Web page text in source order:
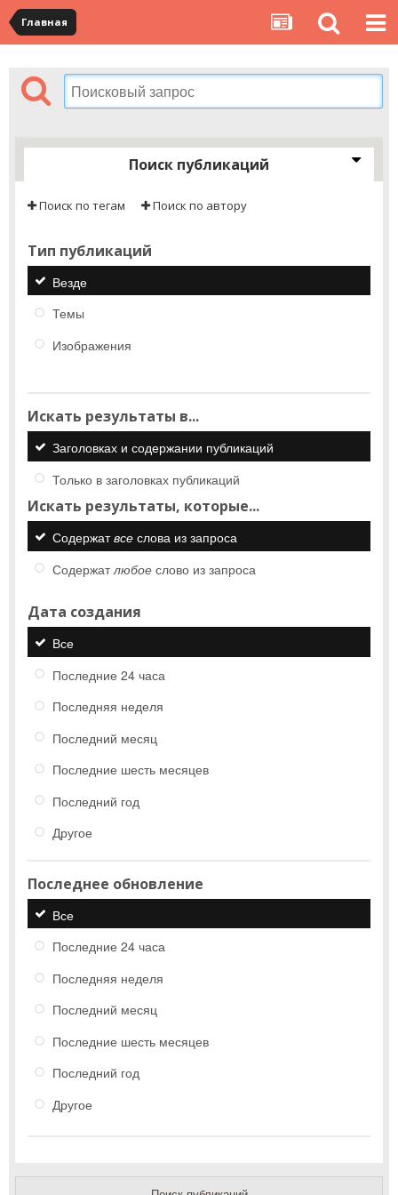
Главная
Поиск публикаций
Поиск по тегам Поиск по автору
Тип публикаций
Везде
Темы
Изображения
Искать результаты в...
Заголовках и содержании публикаций
Только в заголовках публикаций
Искать результаты, которые...
Содержатвсе слова из запроса
Содержатлюбое слово из запроса
Дата создания
Все
Последние 24 часа
Последняя неделя
Последний месяц
Последние шесть месяцев
Последний год
Другое
Последнее обновление
Все
Последние 24 часа
Последняя неделя
Последний месяц
Последние шесть месяцев
Последний год
Другое